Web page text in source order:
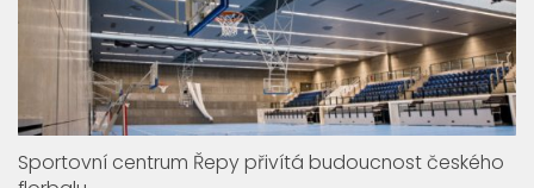
Sportovní centrum Řepy přivítá budoucnost českého